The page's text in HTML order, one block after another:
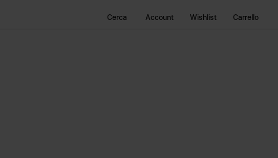
Cerca Account Wishlist Carrello